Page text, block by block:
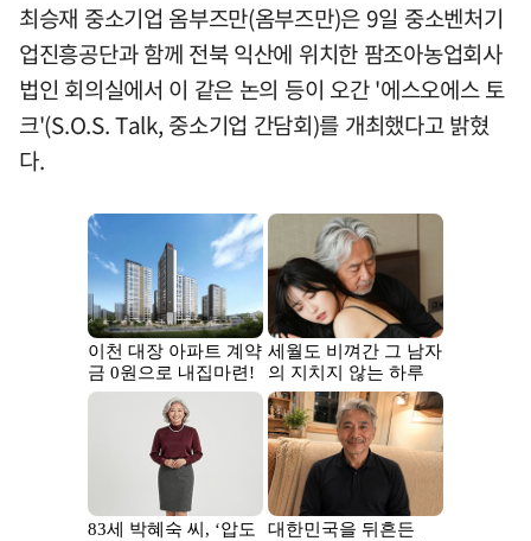
최승재 중소기업 옴부즈만(옴부즈만)은 9일 중소벤처기
업진흥공단과 함께 전북 익산에 위치한 팜조아농업회사
법인 회의실에서 이 같은 논의 등이 오간 '에스오에스 토
크'(S.O.S. Talk, 중소기업 간담회)를 개최했다고 밝혔
다.